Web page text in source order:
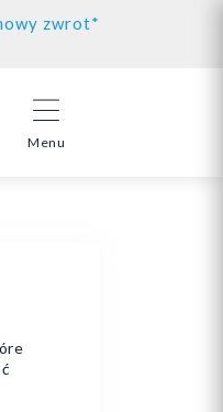
zwrot*
Menu